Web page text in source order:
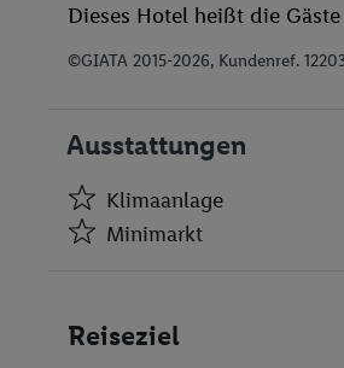
Dieses Hotel heißt die
©GIATA 2015-2026, Kundenref.
Ausstattungen
Klimaanlage
Minimarkt
Minimarkt
Restaurant(s)
Reiseziel